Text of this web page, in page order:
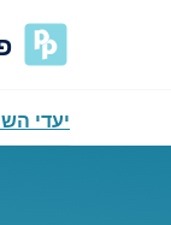
יעדי